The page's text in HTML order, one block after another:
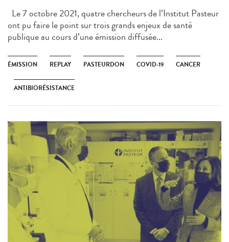
Le 7 octobre 2021, quatre chercheurs de l’Institut Pasteur
ont pu faire le point sur trois grands enjeux de santé
publique au cours d’une émission diffusée...
ÉMISSION REPLAY PASTEURDON COVID-19 CANCER
ANTIBIORÉSISTANCE